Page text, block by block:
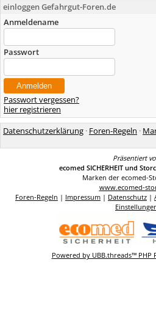
einloggen Gefahrgut-Foren.de
Anmeldename
Passwort
Passwort vergessen?
hier registrieren
Datenschutzerklärung · Foren-Regeln ·
Präsentiert
ecomed SICHERHEIT und
Marken der ecomed-
www.ecomed-
Foren-Regeln | Impressum | Datenschutz |
Powered by UBB.threads™ PHP